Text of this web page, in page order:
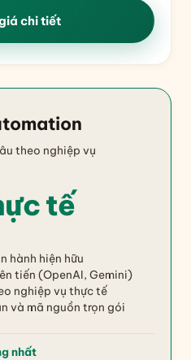
chi tiết
theo nghiệp vụ
tế
hành hiện hữu
tiến (OpenAI, Gemini)
nghiệp vụ thực tế
và mã nguồn trọn gói
nhất